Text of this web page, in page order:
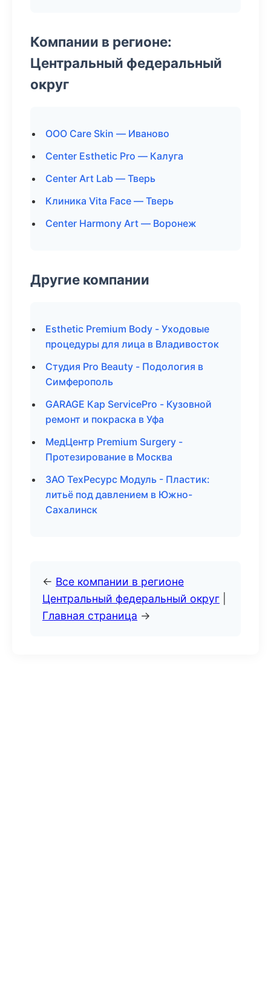
Компании в регионе:
Центральный федеральный
округ
ООО Care Skin — Иваново
Center Esthetic Pro — Калуга
Center Art Lab — Тверь
Клиника Vita Face — Тверь
Center Harmony Art — Воронеж
Другие компании
Esthetic Premium Body - Уходовые
процедуры для лица в Владивосток
Студия Pro Beauty - Подология в
Симферополь
GARAGE Кар ServicePro - Кузовной
ремонт и покраска в Уфа
МедЦентр Premium Surgery -
Протезирование в Москва
ЗАО ТехРесурс Модуль - Пластик:
литьё под давлением в Южно-
Сахалинск
← Все компании в регионе
Центральный федеральный округ
Главная страница →